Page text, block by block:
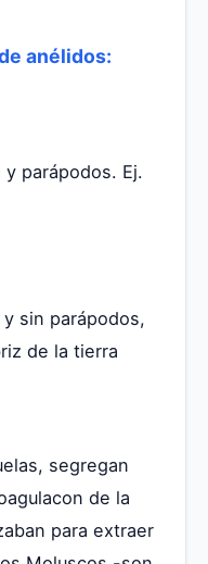
anélidos:
parápodos. Ej.
sin parápodos,
de la tierra
segregan
de la
para extraer